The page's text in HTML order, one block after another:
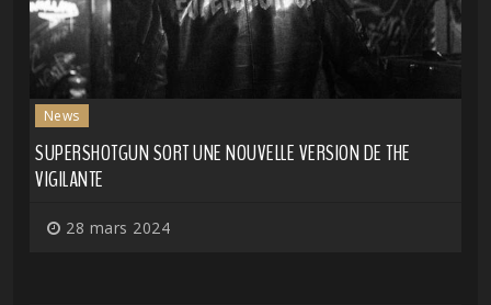
News
SUPERSHOTGUN SORT UNE NOUVELLE VERSION DE THE
VIGILANTE
28 mars 2024